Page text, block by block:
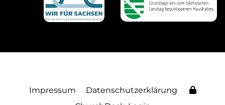
Impressum
Datenschutzerklärung